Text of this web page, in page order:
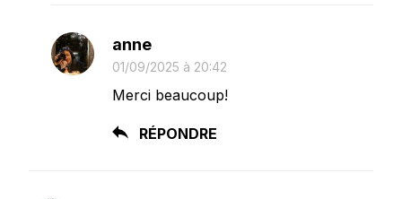
anne
01/09/2025 à 20:42
Merci beaucoup!
RÉPONDRE